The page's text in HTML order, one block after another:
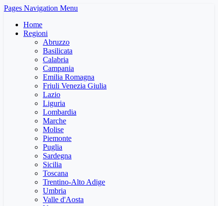
Pages Navigation Menu
Home
Regioni
Abruzzo
Basilicata
Calabria
Campania
Emilia Romagna
Friuli Venezia Giulia
Lazio
Liguria
Lombardia
Marche
Molise
Piemonte
Puglia
Sardegna
Sicilia
Toscana
Trentino-Alto Adige
Umbria
Valle d'Aosta